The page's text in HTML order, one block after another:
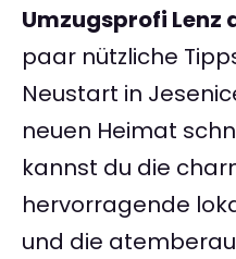
Umzugsprofi Lenz
paar nützliche
Neustart in
neuen Heimat
kannst du die
hervorragende
und die